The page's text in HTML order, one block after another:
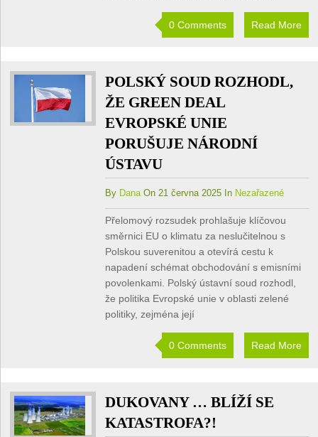
0 Comments Read More
POLSKÝ SOUD ROZHODL,
ŽE GREEN DEAL
EVROPSKÉ UNIE
PORUŠUJE NÁRODNÍ
ÚSTAVU
By DanaOn 21 června 2025 In Nezařazené
Přelomový rozsudek prohlašuje klíčovou
směrnici EU o klimatu za neslučitelnou s
Polskou suverenitou a otevírá cestu k
napadení schémat obchodování s emisními
povolenkami. Polský ústavní soud rozhodl,
že politika Evropské unie v oblasti zelené
politiky, zejména její
0 Comments Read More
DUKOVANY … BLÍŽÍ SE
KATASTROFA?!